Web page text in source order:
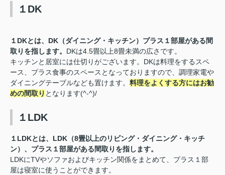
１DK
１DKとは、DK（ダイニング・キッチン）プラス１部屋がある間
取りを指します。 DKは4.5畳以上8畳未満の広さです。
キッチンと居室には仕切りがございます。DKは料理をするスペ
ース、プラス食事のスペースとなっておりますので、調理家電や
ダイニングテーブルなども置けます。 料理をよくする方にはお勧
めの間取り となります(^-^)/
１LDK
１LDKとは、LDK（8畳以上のリビング・ダイニング・キッチ
ン）、プラス１部屋がある間取りを指します。
LDKにTVやソファおよびキッチン関係をまとめて、プラス１部
屋は寝室に使うことができます。